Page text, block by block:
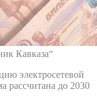
Кавказа“
электросетевой
рассчитана до 2030